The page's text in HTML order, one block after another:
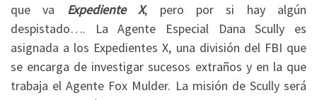
que va Expediente X, pero por si hay algún
despistado…. La Agente Especial Dana Scully es
asignada a los Expedientes X, una división del FBI que
se encarga de investigar sucesos extraños y en la que
trabaja el Agente Fox Mulder. La misión de Scully será